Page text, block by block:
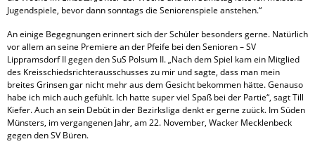
Jugendspiele, bevor dann sonntags die Seniorenspiele anstehen.“
An einige Begegnungen erinnert sich der Schüler besonders gerne. Natürlich
vor allem an seine Premiere an der Pfeife bei den Senioren – SV
Lippramsdorf II gegen den SuS Polsum II. „Nach dem Spiel kam ein Mitglied
des Kreisschiedsrichterausschusses zu mir und sagte, dass man mein
breites Grinsen gar nicht mehr aus dem Gesicht bekommen hätte. Genauso
habe ich mich auch gefühlt. Ich hatte super viel Spaß bei der Partie“, sagt Till
Kiefer. Auch an sein Debüt in der Bezirksliga denkt er gerne zuück. Im Süden
Münsters, im vergangenen Jahr, am 22. November, Wacker Mecklenbeck
gegen den SV Büren.